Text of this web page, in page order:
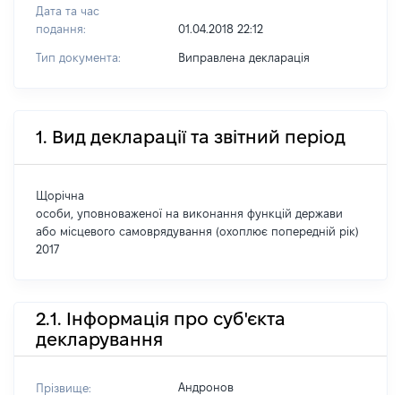
Дата та час
подання:
01.04.2018 22:12
Тип документа: Виправлена декларація
1. Вид декларації та звітний період
Щорічна
особи, уповноваженої на виконання функцій держави
або місцевого самоврядування (охоплює попередній рік)
2017
2.1. Інформація про суб'єкта
декларування
Прізвище: Андронов